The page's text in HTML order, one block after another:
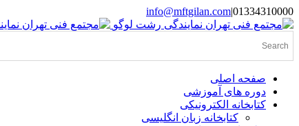
Skip
to
content
01334310000
|
info@mftgilan.com
Instagram
LinkedIn
صفحه اصلی
دوره های آموزشی
کتابخانه الکترونیکی
کتابخانه زبان انگلیسی